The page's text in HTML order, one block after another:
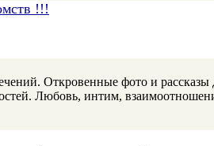
!!!
Откровенные фото и
Любовь, интим,